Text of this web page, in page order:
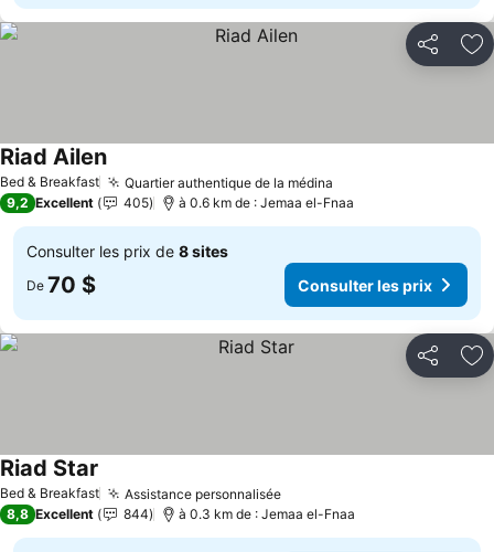
Partager
Bed & Breakfast Quartier authentique de la médina
Riad Ailen
9,2 Excellent 405 à 0.6 km de : Jemaa el-Fnaa
Consulter les prix de 8 sites
De 70 $ Consulter les prix
Partager
Bed & Breakfast Assistance personnalisée
Riad Star
8,8 Excellent 844 à 0.3 km de : Jemaa el-Fnaa